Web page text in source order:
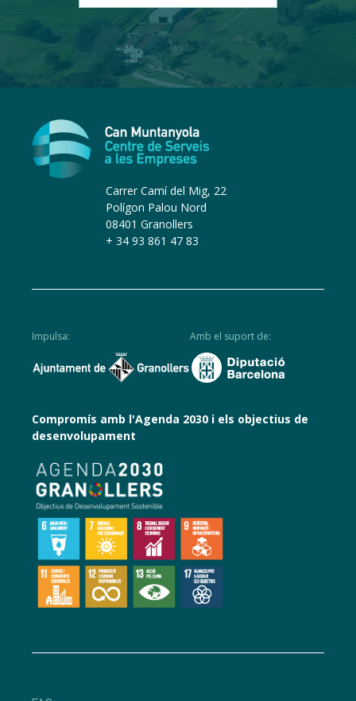
Carrer Camí del Mig, 22
Polígon Palou Nord
08401 Granollers
+ 34 93 861 47 83
Impulsa: Amb el suport de:
Compromís amb l'Agenda 2030 i els objectius de
desenvolupament